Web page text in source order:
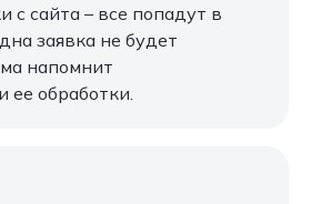
с сайта – все попадут в
заявка не будет
напомнит
ее обработки.